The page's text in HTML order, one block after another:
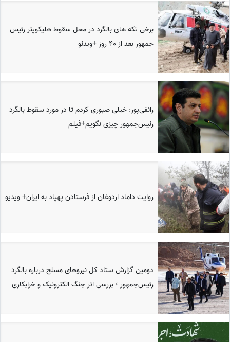
برخی تکه های بالگرد در محل سقوط هلیکوپتر رئیس
جمهور بعد از 40 روز +ویدئو
رائفی‌پور: خیلی صبوری کردم تا در مورد سقوط بالگرد
رئیس‌جمهور چیزی نگویم+فیلم
روایت داماد اردوغان از فرستادن پهپاد به ایران+ ویدیو
دومین گزارش ستاد کل نیروهای مسلح درباره بالگرد
رئیس‌جمهور ؛ بررسی اثر جنگ الکترونیک و خرابکاری